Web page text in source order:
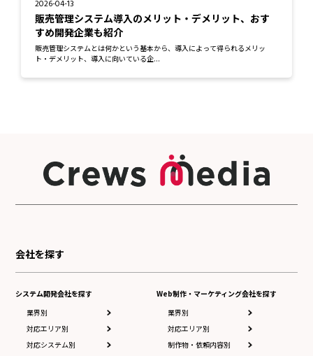
2026-04-13
販売管理システム導入のメリット・デメリット、おす
すめ開発企業も紹介
販売管理システムとは何かという基本から、導入によって得られるメリッ
ト・デメリット、導入に向いている企...
会社を探す
システム開発会社を探す
業界別
対応エリア別
対応システム別
Web制作・マーケティング会社を探す
業界別
対応エリア別
制作物・依頼内容別